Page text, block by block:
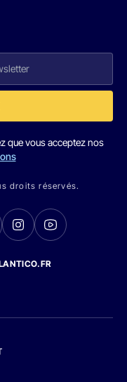
que vous acceptez nos
droits réservés.